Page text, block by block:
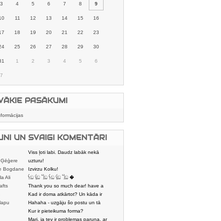
3 4 5 6 7 8 9
11 12 13 14 15 16
18 19 20 21 22 23
25 26 27 28 29 30
1 2 3 4 5 6
7
PASĀKUMI
UN SVAIGI KOMENTĀRI
Viss ļoti labi. Daudz labāk nekā
karstmaizīšu
uzturu!
Bogdane
Izvirzu Kolku!
Ali
𓌜ඞ 𓌱ඞ 𓌏ඞ 𓌜ඞ 𓌱ඞ 𓌏ඞ �
Thank you so much dear! have a
nice day
Kad ir doma atkārtot? Un kāda ir
aptuvenā dalī
Hahaha - uzgāju šo postu un tā
sasmējos. Četr
Kur ir pieteikuma forma?
Mari, ja tev ir problemas paruna, ar